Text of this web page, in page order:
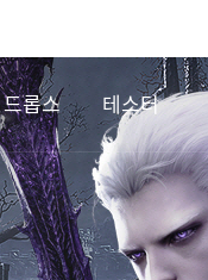
드롭스 테스터